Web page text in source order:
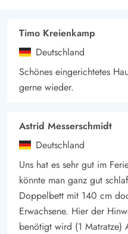
Timo Kreienkamp
Deutschland
Schönes eingerichtetes
gerne wieder.
Astrid Messerschmidt
Deutschland
Uns hat es sehr gut im
könnte man ganz gut
Doppelbett mit 140 cm
Erwachsene. Hier der
benötigt wird (1 Matratze)